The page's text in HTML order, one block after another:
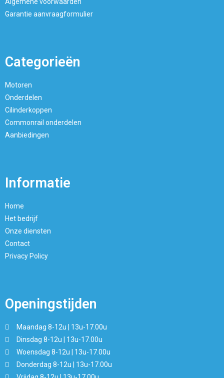
Algemene voorwaarden
Garantie aanvraagformulier
Categorieën
Motoren
Onderdelen
Cilinderkoppen
Commonrail onderdelen
Aanbiedingen
Informatie
Home
Het bedrijf
Onze diensten
Contact
Privacy Policy
Openingstijden
Maandag 8-12u | 13u-17.00u
Dinsdag 8-12u | 13u-17.00u
Woensdag 8-12u | 13u-17.00u
Donderdag 8-12u | 13u-17.00u